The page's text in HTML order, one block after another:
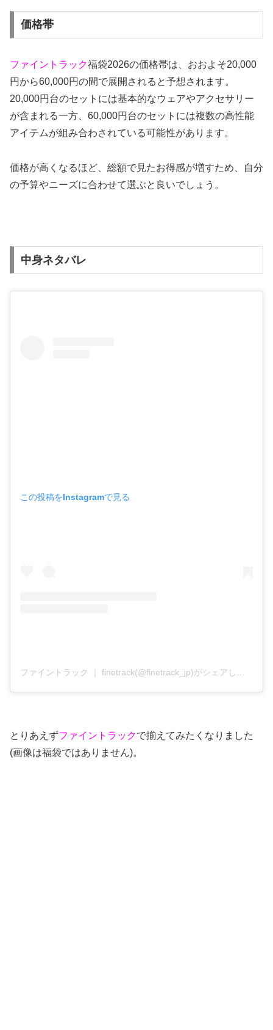
価格帯
ファイントラック福袋2026の価格帯は、おおよそ20,000
円から60,000円の間で展開されると予想されます。
20,000円台のセットには基本的なウェアやアクセサリー
が含まれる一方、60,000円台のセットには複数の高性能
アイテムが組み合わされている可能性があります。
価格が高くなるほど、総額で見たお得感が増すため、自分
の予算やニーズに合わせて選ぶと良いでしょう。
中身ネタバレ
この投稿をInstagramで見る
ファイントラック ｜ finetrack(@finetrack_jp)がシェアした投稿
とりあえずファイントラックで揃えてみたくなりました
(画像は福袋ではありません)。